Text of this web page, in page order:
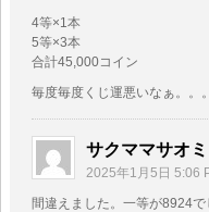
4等×1本
5等×3本
合計45,000コイン
毎度毎度くじ運悪いなぁ。。。
サクママサオミ
2025年1月5日 5:06
間違えました。一等が8924で